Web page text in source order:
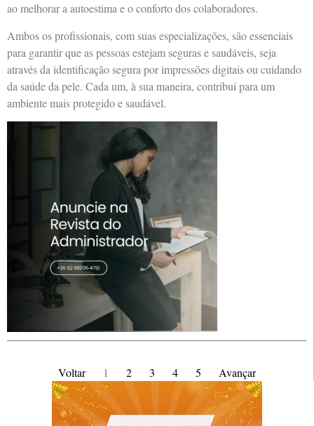
ao melhorar a autoestima e o conforto dos colaboradores.
Ambos os profissionais, com suas especializações, são essenciais
para garantir que as pessoas estejam seguras e saudáveis, seja
através da identificação segura por impressões digitais ou cuidando
da saúde da pele. Cada um, à sua maneira, contribui para um
ambiente mais protegido e saudável.
Voltar 1 2 3 4 5 Avançar